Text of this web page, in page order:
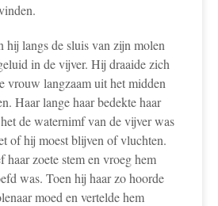
hij langs de sluis van zijn molen
in de vijver. Hij draaide zich
vrouw langzaam uit het midden
Haar lange haar bedekte haar
de waternimf van de vijver was
of hij moest blijven of vluchten.
zoete stem en vroeg hem
was. Toen hij haar zo hoorde
moed en vertelde hem